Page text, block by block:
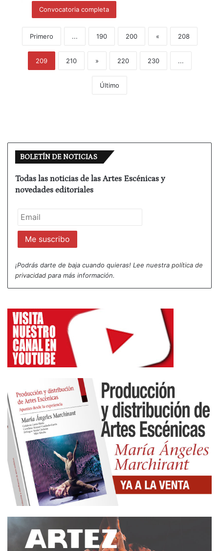
Convocatoria completa
Primero ... 190 200 « 208
209 210 » 220 230 ...
Último
BOLETÍN DE NOTICIAS
Todas las noticias de las Artes Escénicas y
novedades editoriales
¡Podrás darte de baja cuando quieras! Lee nuestra política de
privacidad para más información.